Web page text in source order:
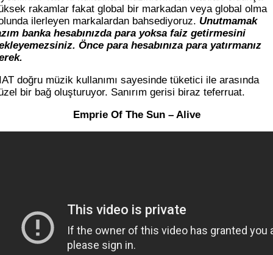
rakamlar fakat global bir markadan veya global olma
ilerleyen markalardan bahsediyoruz. Unutmamak
banka hesabınızda para yoksa faiz getirmesini
Önce para hesabınıza para yatırmanız
doğru müzik kullanımı sayesinde tüketici ile arasında
bir bağ oluşturuyor. Sanırım gerisi biraz teferruat.
Emprie Of The Sun – Alive